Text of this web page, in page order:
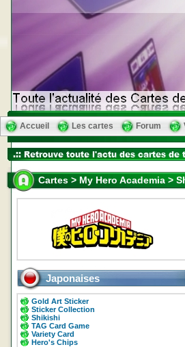
Accueil Les cartes Forum
Cartes > My Hero Academia >
Japonaises
Gold Art Sticker
Sticker Collection
Shikishi
TAG Card Game
Variety Card
Hero's Chips